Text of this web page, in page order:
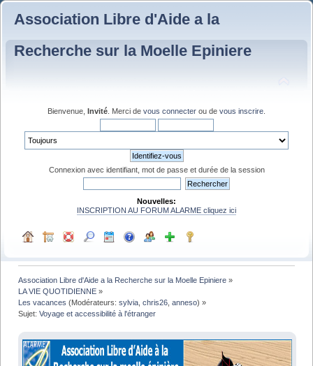
Association Libre d'Aide a la
Recherche sur la Moelle Epiniere
Bienvenue, Invité . Merci de vous connecter ou de vous inscrire
Connexion avec identifiant, mot de passe et durée de la session
Nouvelles:
INSCRIPTION AU FORUM ALARME cliquez ici
Association Libre d'Aide a la Recherche sur la Moelle Epiniere »
LA VIE QUOTIDIENNE »
Les vacances (Modérateurs:sylvia ,chris26 ,anneso) »
Sujet:Voyage et accessibilité à l'étranger